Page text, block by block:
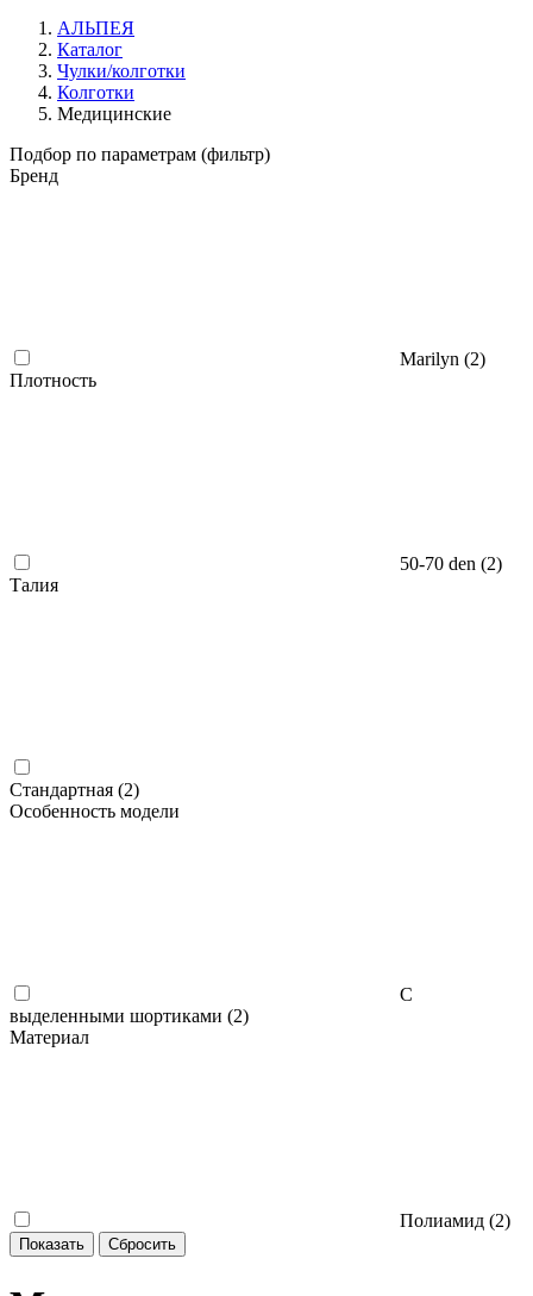
АЛЬПЕЯ
Каталог
Чулки/колготки
Колготки
Медицинские
Подбор по параметрам (фильтр)
Бренд
Marilyn (2)
Плотность
50-70 den (2)
Талия
Стандартная (2)
Особенность модели
С
выделенными шортиками (2)
Материал
Полиамид (2)